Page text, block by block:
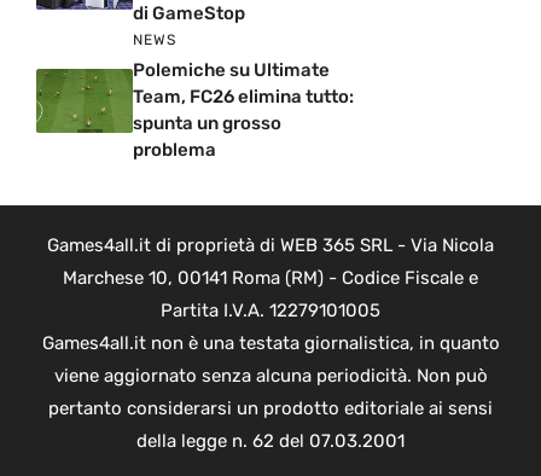
di GameStop
NEWS
Polemiche su Ultimate
Team, FC26 elimina tutto:
spunta un grosso
problema
Games4all.it di proprietà di WEB 365 SRL - Via Nicola
Marchese 10, 00141 Roma (RM) - Codice Fiscale e
Partita I.V.A. 12279101005
Games4all.it non è una testata giornalistica, in quanto
viene aggiornato senza alcuna periodicità. Non può
pertanto considerarsi un prodotto editoriale ai sensi
della legge n. 62 del 07.03.2001